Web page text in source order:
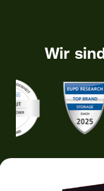
Wir sind